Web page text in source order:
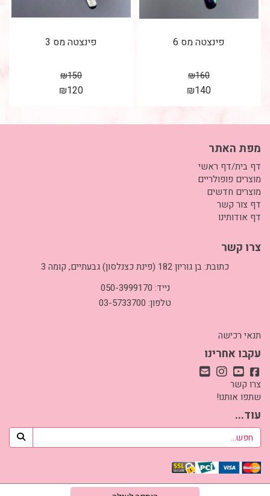
פינצטה מס 6
₪160
₪140
פינצטה מס 3
₪150
₪120
מפת האתר
דף בית/דף ראשי
מוצרים פופולריים
מוצרים חדשים
דף צור קשר
דף אודותינו
צרו קשר
כתובת: בן גוריון 182 (פינת כצנלסון) גבעתיים, קומה 3
נייד: 050-3999170
טלפון: 03-5733700
תנאי רכישה
עקבו אחרינו
צרו קשר
שתפו אותנו!
עוד...